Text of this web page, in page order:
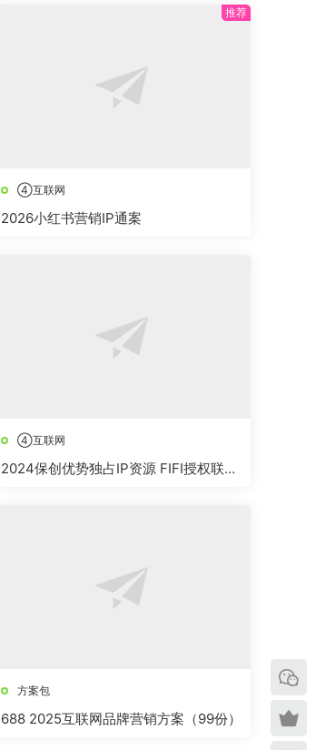
④互联网
2026小红书营销IP通案
④互联网
2024保创优势独占IP资源 FIFI授权联名
方案包
688 2025互联网品牌营销方案（99份）